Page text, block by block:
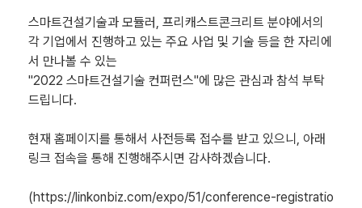
스마트건설기술과 모듈러, 프리캐스트콘크리트 분야에서의
각 기업에서 진행하고 있는 주요 사업 및 기술 등을 한 자리에
서 만나볼 수 있는
"2022 스마트건설기술 컨퍼런스"에 많은 관심과 참석 부탁
드립니다.
현재 홈페이지를 통해서 사전등록 접수를 받고 있으니, 아래
링크 접속을 통해 진행해주시면 감사하겠습니다.
(https://linkonbiz.com/expo/51/conference-registratio